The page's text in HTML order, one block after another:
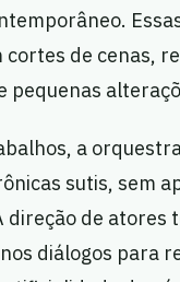
cortes de cenas,
pequenas
a
sutis, sem
direção de atores
diálogos para